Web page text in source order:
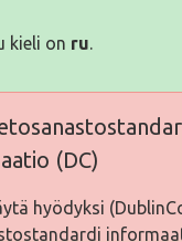
kieli on ru.
(DC)
hyödyksi